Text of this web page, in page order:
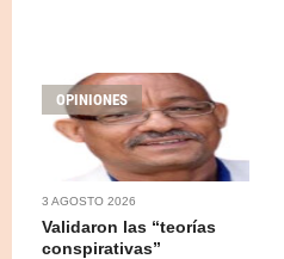
OPINIONES
3 AGOSTO 2026
Validaron las “teorías
conspirativas”